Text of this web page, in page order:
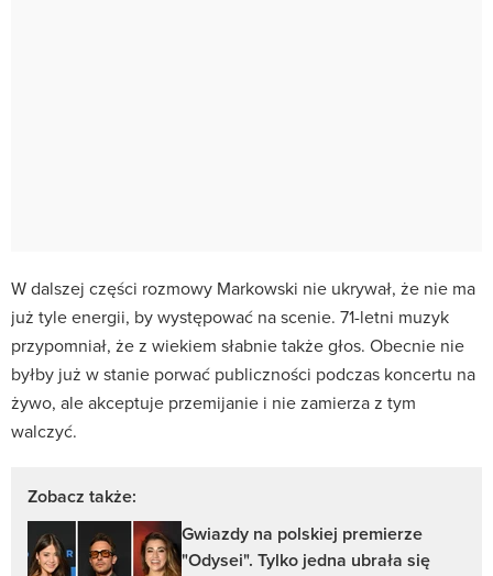
W dalszej części rozmowy Markowski nie ukrywał, że nie ma
już tyle energii, by występować na scenie. 71-letni muzyk
przypomniał, że z wiekiem słabnie także głos. Obecnie nie
byłby już w stanie porwać publiczności podczas koncertu na
żywo, ale akceptuje przemijanie i nie zamierza z tym
walczyć.
Zobacz także:
Gwiazdy na polskiej premierze
"Odysei". Tylko jedna ubrała się